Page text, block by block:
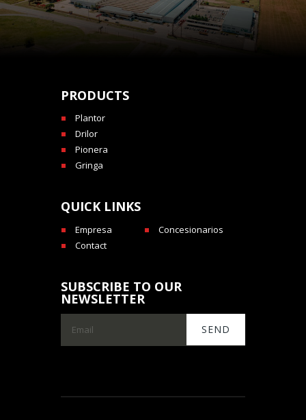
PRODUCTS
Plantor
Drilor
Pionera
Gringa
QUICK LINKS
Empresa
Concesionarios
Contact
SUBSCRIBE TO OUR
NEWSLETTER